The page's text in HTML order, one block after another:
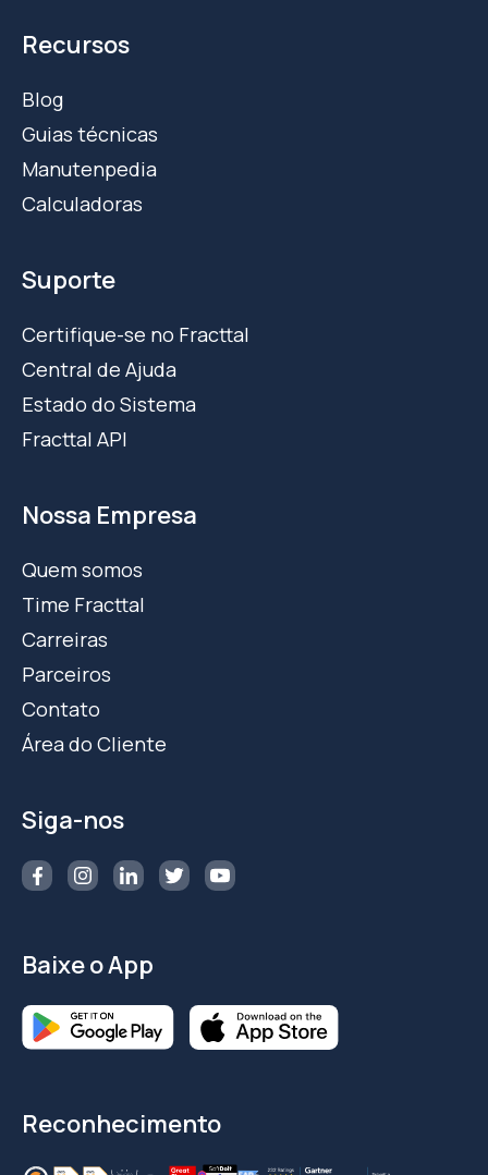
Recursos
Blog
Guias técnicas
Manutenpedia
Calculadoras
Suporte
Certifique-se no Fracttal
Central de Ajuda
Estado do Sistema
Fracttal API
Nossa Empresa
Quem somos
Time Fracttal
Carreiras
Parceiros
Contato
Área do Cliente
Siga-nos
Baixe o App
Reconhecimento